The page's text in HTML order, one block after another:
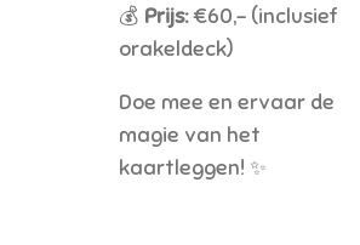
💰 Prijs:€60,- (inclusief
orakeldeck)
Doe mee en ervaar de
magie van het
kaartleggen! ✨